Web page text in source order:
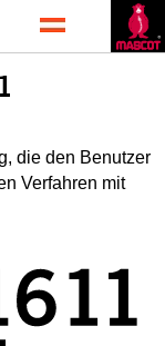
die den Benutzer
Verfahren mit